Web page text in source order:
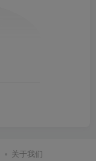
关于我们